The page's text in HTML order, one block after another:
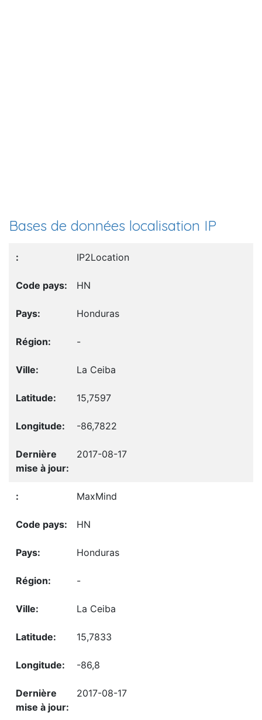
Bases de données localisation IP
IP2Location
HN
Honduras
-
La Ceiba
15,7597
-86,7822
2017-08-17
MaxMind
HN
Honduras
-
La Ceiba
15,7833
-86,8
2017-08-17